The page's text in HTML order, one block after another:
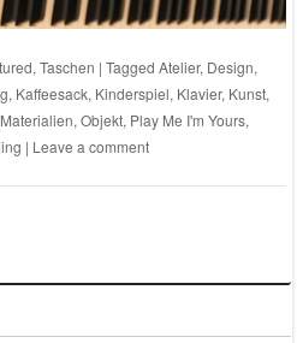
, Taschen | Tagged Atelier, Design,
, Kaffeesack, Kinderspiel, Klavier, Kunst,
, Objekt, Play Me I'm Yours,
| Leave a comment